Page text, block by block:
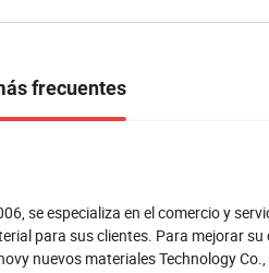
frecuentes
se especializa en el comercio y
para sus clientes. Para mejorar
nuevos materiales Technology